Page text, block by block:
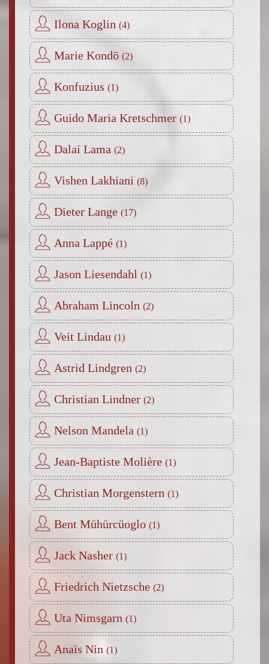
Ilona Koglin
Marie Kondō
Konfuzius
Guido Maria Kretschmer
Dalai Lama
Vishen Lakhiani
Dieter Lange
Anna Lappé
Jason Liesendahl
Abraham Lincoln
Veit Lindau
Astrid Lindgren
Christian Lindner
Nelson Mandela
Jean-Baptiste Molière
Christian Morgenstern
Bent Mühürcüoglo
Jack Nasher
Friedrich Nietzsche
Uta Nimsgarn
Anaïs Nin